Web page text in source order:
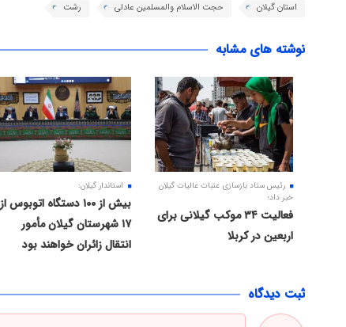
استان گیلان حجت الاسلام والمسلمین عادلی رشت
نوشته های مشابه
رئیس ستاد بازسازی عتبات عالیات گیلان
خبر داد؛
فعالیت ۳۴ موکب گیلانی برای
اربعین در کربلا
استاندار گیلان:
بیش از ۱۰۰ دستگاه اتوبوس از
۱۷ شهرستان گیلان مأمور
انتقال زائران خواهند بود
ثبت دیدگاه